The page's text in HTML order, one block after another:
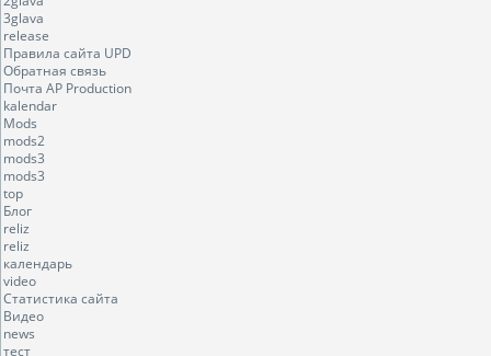
3glava
release
Правила сайта UPD
Обратная связь
Почта AP Production
kalendar
Mods
mods2
mods3
mods3
top
Блог
reliz
reliz
календарь
video
Статистика сайта
Видео
news
тест